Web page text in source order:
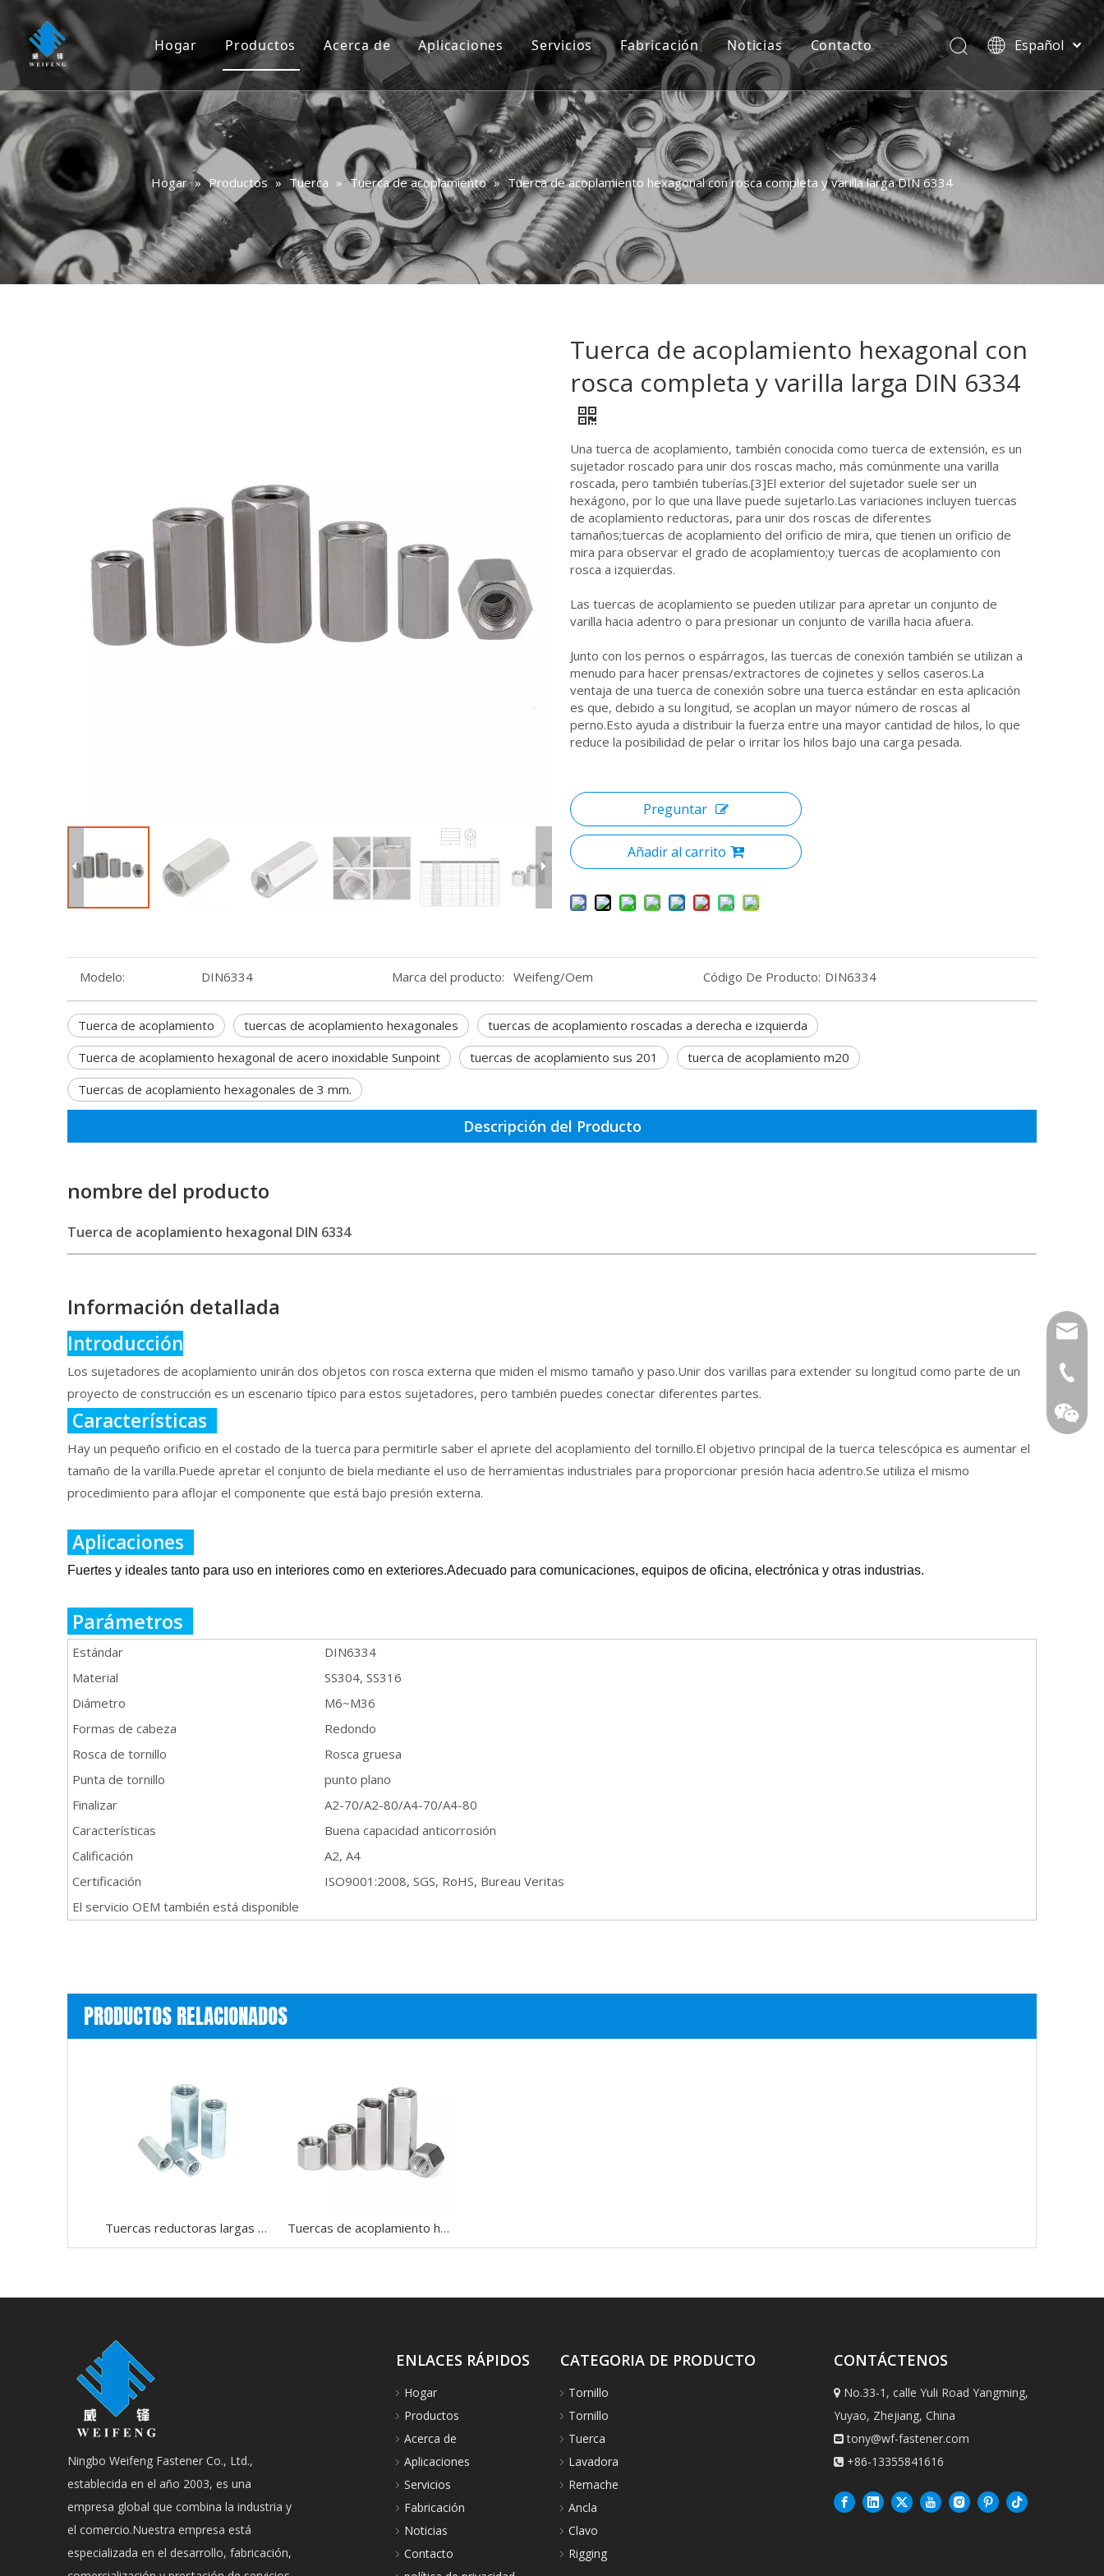
Hogar Productos
Tornillo
Tornillo
Tuerca
Lavadora
Remache
Ancla
Acerca de Aplicaciones Servicios
Costumbre
Consulta
Preguntas más frecuentes
Fabricación
Video
Noticias Contacto Español
हिन्दी
Italiano
Deutsch
Português
Pусский
Hogar » Productos » Tuerca » Tuerca de acoplamiento » Tuerca de acoplamiento hexagonal con rosca completa y varilla larga DIN 6334
Tuerca de acoplamiento hexagonal con
rosca completa y varilla larga DIN 6334
Una tuerca de acoplamiento, también conocida como tuerca de extensión, es un
sujetador roscado para unir dos roscas macho, más comúnmente una varilla
roscada, pero también tuberías.[3]El exterior del sujetador suele ser un
hexágono, por lo que una llave puede sujetarlo.Las variaciones incluyen tuercas
de acoplamiento reductoras, para unir dos roscas de diferentes
tamaños;tuercas de acoplamiento del orificio de mira, que tienen un orificio de
mira para observar el grado de acoplamiento;y tuercas de acoplamiento con
rosca a izquierdas.
Las tuercas de acoplamiento se pueden utilizar para apretar un conjunto de
varilla hacia adentro o para presionar un conjunto de varilla hacia afuera.
Junto con los pernos o espárragos, las tuercas de conexión también se utilizan a
menudo para hacer prensas/extractores de cojinetes y sellos caseros.La
ventaja de una tuerca de conexión sobre una tuerca estándar en esta aplicación
es que, debido a su longitud, se acoplan un mayor número de roscas al
perno.Esto ayuda a distribuir la fuerza entre una mayor cantidad de hilos, lo que
reduce la posibilidad de pelar o irritar los hilos bajo una carga pesada.
Preguntar
Añadir al carrito
Modelo: DIN6334 Marca del producto: Weifeng/Oem Código De Producto: DIN6334
Tuerca de acoplamiento tuercas de acoplamiento hexagonales
tuercas de acoplamiento roscadas a derecha e izquierda
Tuerca de acoplamiento hexagonal de acero inoxidable Sunpoint
tuercas de acoplamiento sus 201
tuerca de acoplamiento m20
Tuercas de acoplamiento hexagonales de 3 mm.
Descripción del Producto
nombre del producto
Tuerca de acoplamiento hexagonal DIN 6334
Información detallada
Introducción
Los sujetadores de acoplamiento unirán dos objetos con rosca externa que miden el mismo tamaño y paso.Unir dos varillas para extender su longitud como parte de un
proyecto de construcción es un escenario típico para estos sujetadores, pero también puedes conectar diferentes partes.
Características
Hay un pequeño orificio en el costado de la tuerca para permitirle saber el apriete del acoplamiento del tornillo.El objetivo principal de la tuerca telescópica es aumentar el
tamaño de la varilla.Puede apretar el conjunto de biela mediante el uso de herramientas industriales para proporcionar presión hacia adentro.Se utiliza el mismo
procedimiento para aflojar el componente que está bajo presión externa.
Aplicaciones
Fuertes y ideales tanto para uso en interiores como en exteriores.Adecuado para comunicaciones, equipos de oficina, electrónica y otras industrias.
Parámetros
Estándar
DIN6334
Material
SS304, SS316
Diámetro
M6~M36
Formas de cabeza
Redondo
Rosca de tornillo
Rosca gruesa
Punta de tornillo
punto plano
Finalizar
A2-70/A2-80/A4-70/A4-80
Características
Buena capacidad anticorrosión
Calificación
A2, A4
Certificación
ISO9001:2008, SGS, RoHS, Bureau Veritas
El servicio OEM también está disponible
PRODUCTOS RELACIONADOS
Tuercas reductoras largas Tuercas de acoplamiento hexagonales de extensión de varilla de acero galvanizada DIN 6334 Tuercas de acoplamiento hexagonales métricas Tuercas de acoplamiento de varilla larga de acero inoxidable 304 DIN6334
Ningbo Weifeng Fastener Co., Ltd.,
establecida en el año 2003, es una
empresa global que combina la industria y
el comercio.Nuestra empresa está
especializada en el desarrollo, fabricación,
ENLACES RÁPIDOS
Hogar
Productos
Acerca de
Aplicaciones
Servicios
Fabricación
Noticias
Contacto
CATEGORIA DE PRODUCTO
Tornillo
Tornillo
Tuerca
Lavadora
Remache
Ancla
Clavo
Rigging
CONTÁCTENOS
 No.33-1, calle Yuli Road Yangming,
Yuyao, Zhejiang, China
 tony@wf-fastener.com
 +86-13355841616
+86-